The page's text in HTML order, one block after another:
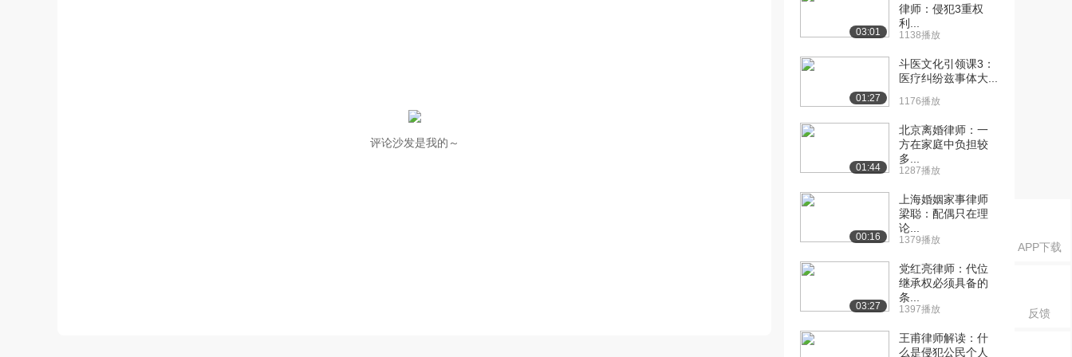
APP下载
反馈
评论沙发是我的～
03:01
律师：侵犯3重权
利...
1138播放
01:27
斗医文化引领课3：
医疗纠纷兹事体大...
1176播放
01:44
北京离婚律师：一
方在家庭中负担较
多...
1287播放
00:16
上海婚姻家事律师
梁聪：配偶只在理
论...
1379播放
03:27
党红亮律师：代位
继承权必须具备的
条...
1397播放
王甫律师解读：什
么是侵犯公民个人